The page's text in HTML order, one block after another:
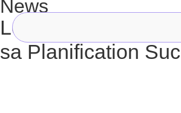
News
Les Règles d’Or
sa Planification